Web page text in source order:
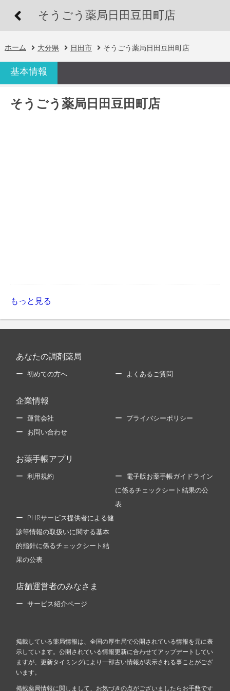
そうごう薬局日田豆田町店
ホーム 大分県 日田市 そうごう薬局日田豆田町店
基本情報
そうごう薬局日田豆田町店
もっと見る
あなたの調剤薬局
初めての方へ よくあるご質問
企業情報
運営会社 プライバシーポリシー
お問い合わせ
お薬手帳アプリ
利用規約 電子版お薬手帳ガイドライン
に係るチェックシート結果の公
表
PHRサービス提供者による健
診等情報の取扱いに関する基本
的指針に係るチェックシート結
果の公表
店舗運営者のみなさま
サービス紹介ページ
掲載している薬局情報は、全国の厚生局で公開されている情報を元に表
示しています。公開されている情報更新に合わせてアップデートしてい
ますが、更新タイミングにより一部古い情報が表示される事ことがござ
います。
掲載薬局情報に関しまして、お気づきの点がございましたらお手数です